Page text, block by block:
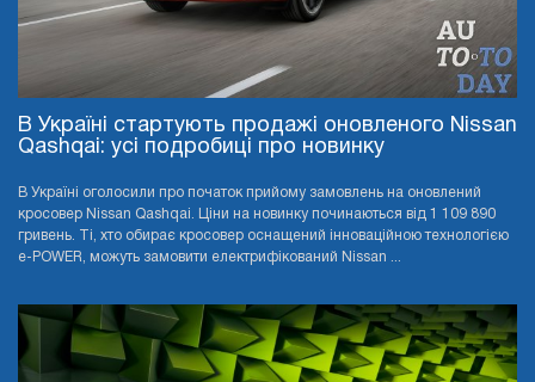
В Україні стартують продажі оновленого Nissan
Qashqai: усі подробиці про новинку
В Україні оголосили про початок прийому замовлень на оновлений
кросовер Nissan Qashqai. Ціни на новинку починаються від 1 109 890
гривень. Ті, хто обирає кросовер оснащений інноваційною технологією
e-POWER, можуть замовити електрифікований Nissan ...